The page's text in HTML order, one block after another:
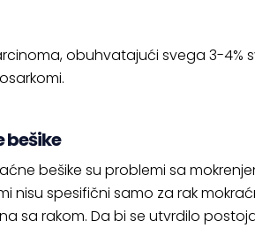
obuhvatajući svega 3-4%
bešike
bešike su problemi sa
nisu spesifični samo za rak
sa rakom. Da bi se utvrdilo